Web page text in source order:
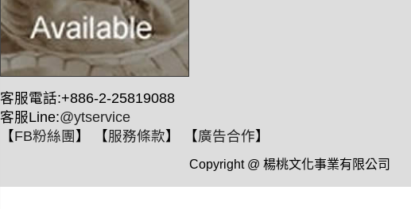
客服電話:+886-2-25819088
客服Line:@ytservice
【FB粉絲團 】 【服務條款】 【廣告合作】
Copyright @ 楊桃文化事業有限公司